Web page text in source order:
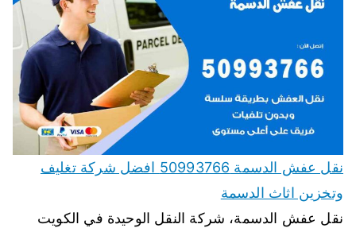
نقل عفش الدسمة 50993766 افضل شركة تغليف
وتخزين اثاث الدسمة
نقل عفش الدسمة، شركة النقل الوحيدة في الكويت